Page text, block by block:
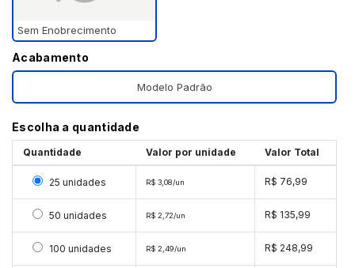
Sem Enobrecimento
Acabamento
Modelo Padrão
Escolha a quantidade
Quantidade Valor por unidade Valor Total
Selecionar 25 unidades
25 unidades R$ 3,08/un R$ 76,99
Selecionar 50 unidades
50 unidades R$ 2,72/un R$ 135,99
Selecionar 100 unidades
100 unidades R$ 2,49/un R$ 248,99